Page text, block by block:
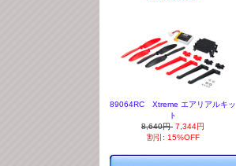
89064RC Xtreme エアリアルキッ
ト
8,640円 7,344円
割引: 15%OFF